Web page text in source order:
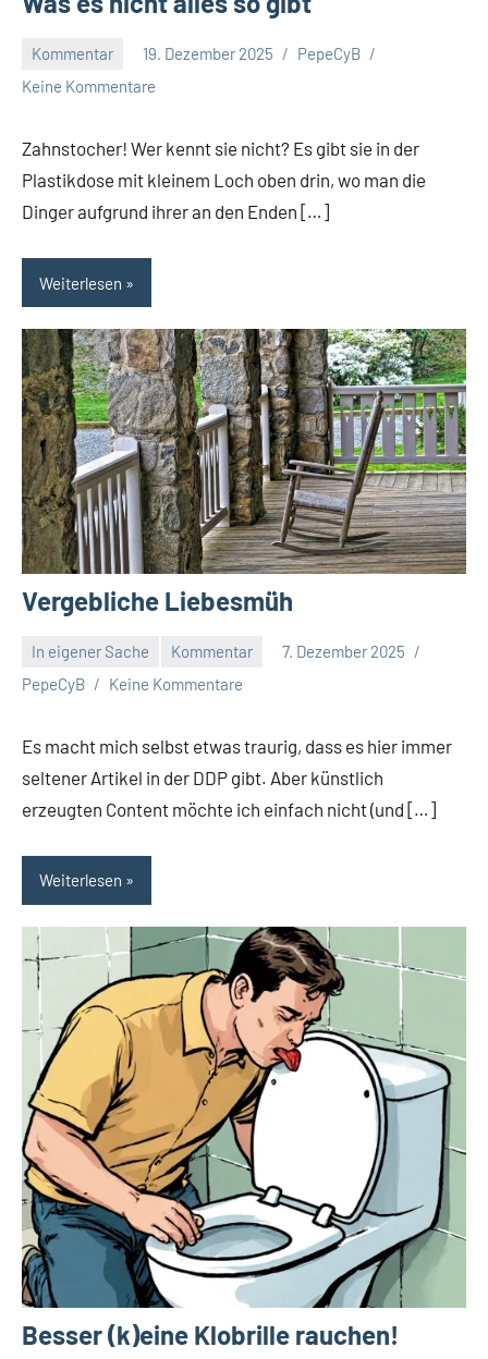
Kommentar 19. Dezember 2025
PepeCyB
Keine Kommentare
Zahnstocher! Wer kennt sie nicht? Es gibt sie in der
Plastikdose mit kleinem Loch oben drin, wo man die
Dinger aufgrund ihrer an den Enden […]
Weiterlesen
Vergebliche Liebesmüh
In eigener Sache Kommentar
7. Dezember 2025
PepeCyB
Keine Kommentare
Es macht mich selbst etwas traurig, dass es hier immer
seltener Artikel in der DDP gibt. Aber künstlich
erzeugten Content möchte ich einfach nicht (und […]
Weiterlesen
Besser (k)eine Klobrille rauchen!